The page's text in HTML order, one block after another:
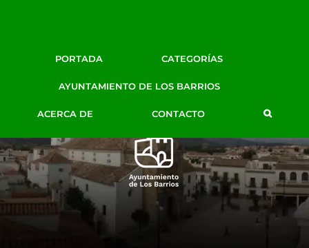
BLOG DE PRENSA
AYTO. LOS BARRIOS
PORTADA CATEGORÍAS
AYUNTAMIENTO DE LOS BARRIOS
ACERCA DE CONTACTO